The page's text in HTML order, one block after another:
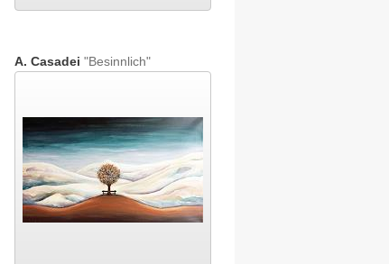
A. Casadei "Besinnlich"